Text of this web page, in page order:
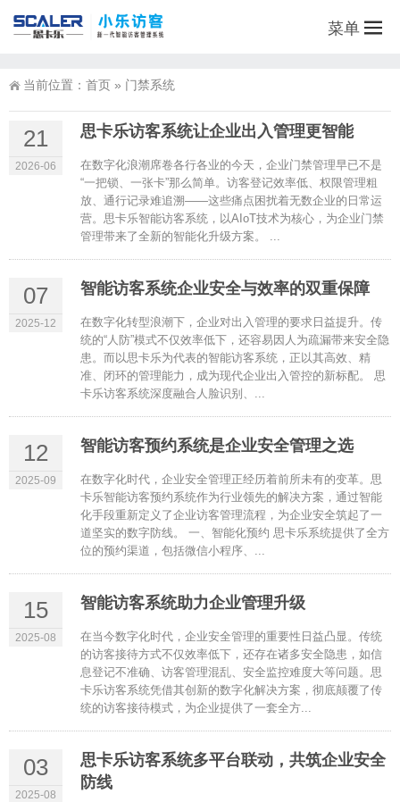
菜单
当前位置： 首页 » 门禁系统
21
2026-06
思卡乐访客系统让企业出入管理更智能
在数字化浪潮席卷各行各业的今天，企业门禁管理早已不是
“一把锁、一张卡”那么简单。访客登记效率低、权限管理粗
放、通行记录难追溯——这些痛点困扰着无数企业的日常运
营。思卡乐智能访客系统，以AIoT技术为核心，为企业门禁
管理带来了全新的智能化升级方案。 ...
07
2025-12
智能访客系统企业安全与效率的双重保障
在数字化转型浪潮下，企业对出入管理的要求日益提升。传
统的“人防”模式不仅效率低下，还容易因人为疏漏带来安全隐
患。而以思卡乐为代表的智能访客系统，正以其高效、精
准、闭环的管理能力，成为现代企业出入管控的新标配。 思
卡乐访客系统深度融合人脸识别、...
12
2025-09
智能访客预约系统是企业安全管理之选
在数字化时代，企业安全管理正经历着前所未有的变革。思
卡乐智能访客预约系统作为行业领先的解决方案，通过智能
化手段重新定义了企业访客管理流程，为企业安全筑起了一
道坚实的数字防线。 一、智能化预约 思卡乐系统提供了全方
位的预约渠道，包括微信小程序、...
15
2025-08
智能访客系统助力企业管理升级
在当今数字化时代，企业安全管理的重要性日益凸显。传统
的访客接待方式不仅效率低下，还存在诸多安全隐患，如信
息登记不准确、访客管理混乱、安全监控难度大等问题。思
卡乐访客系统凭借其创新的数字化解决方案，彻底颠覆了传
统的访客接待模式，为企业提供了一套全方...
03
2025-08
思卡乐访客系统多平台联动，共筑企业安全
防线